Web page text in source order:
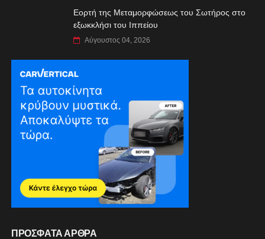
Εορτή της Μεταμορφώσεως του Σωτήρος στο
εξωκκλήσι του Ιππείου
Αύγουστος 04, 2026
ΠΡΟΣΦΑΤΑ ΑΡΘΡΑ